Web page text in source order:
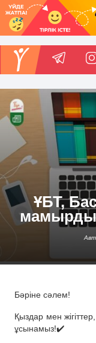
ҰБТ,
Бәріне сәлем!
Қыздар мен
ұсынамыз!✔️